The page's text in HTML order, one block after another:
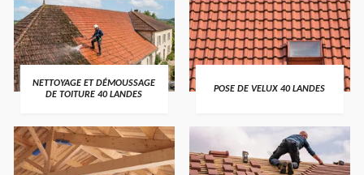
NETTOYAGE ET DÉMOUSSAGE
DE TOITURE 40 LANDES
POSE DE VELUX 40 LANDES